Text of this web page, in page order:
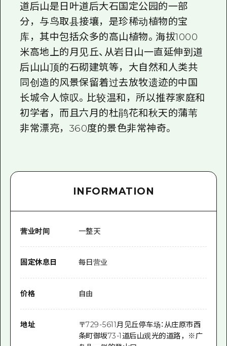
广岛观光宣传册
道后山是日叶道后大石国定公园的一部
分，与鸟取县接壤，是珍稀动植物的宝
库，其中包括众多的高山植物。海拔1000
米高地上的月见丘、从岩日山一直延伸到道
后山山顶的石砌建筑等，大自然和人类共
同创造的风景保留着过去放牧遗迹的中国
长城令人惊叹。比较温和，所以推荐家庭和
初学者，而且六月的杜鹃花和秋天的蒲苇
非常漂亮，360度的景色非常神奇。
INFORMATION
营业时间 一整天
固定休息日 每日营业
价格 自由
地址 〒729-5611月见丘停车场：从庄原市西
条町御坂73-1道后山观光的道路，※广